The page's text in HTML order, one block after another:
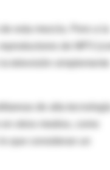
esta mezcla. Pero a la
de MP3
televisión simplemente
de alta tecnología
que consideran un